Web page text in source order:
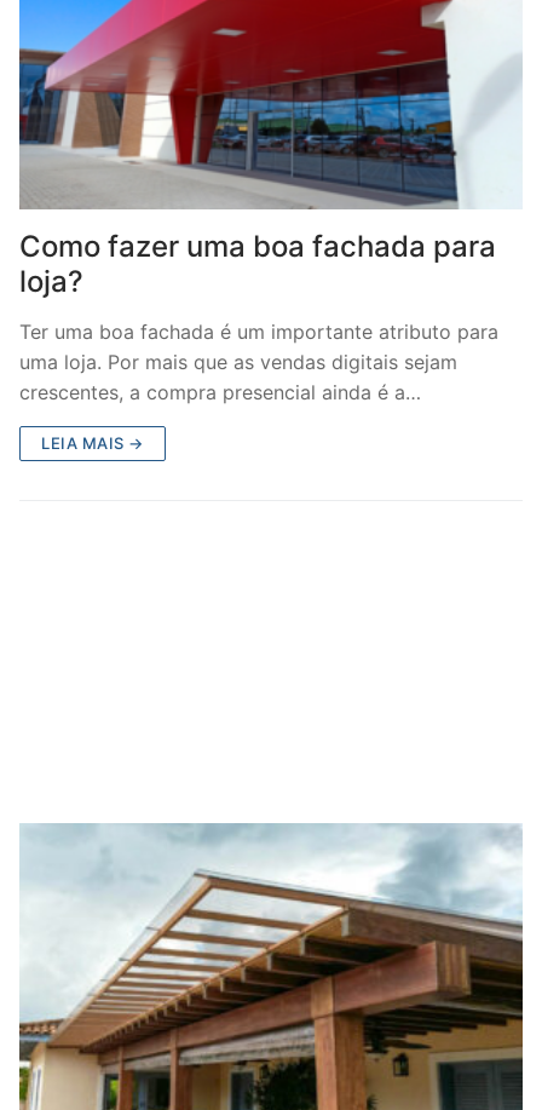
Como fazer uma boa fachada para
loja?
Ter uma boa fachada é um importante atributo para
uma loja. Por mais que as vendas digitais sejam
crescentes, a compra presencial ainda é a…
LEIA MAIS →